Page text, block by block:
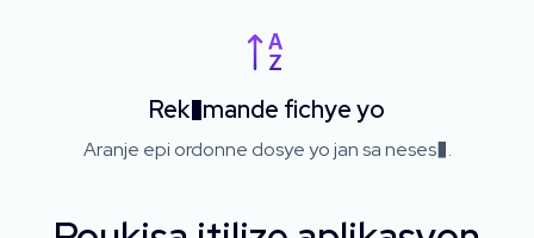
Rek�mande fichye yo
Aranje epi ordonne dosye yo jan sa neses�.